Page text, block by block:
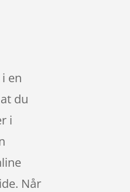
en
du
i
Når